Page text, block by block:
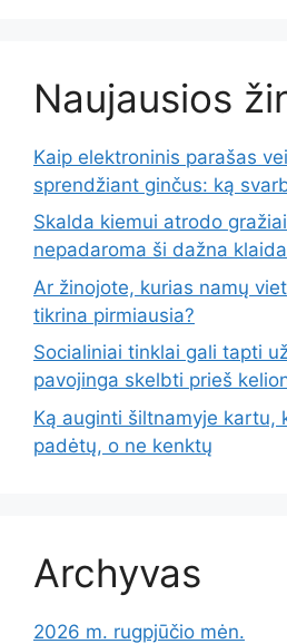
Naujausios
Kaip elektroninis parašas
sprendžiant ginčus: ką
Skalda kiemui atrodo
nepadaroma ši dažna klaida
Ar žinojote, kurias namų
tikrina pirmiausia?
Socialiniai tinklai gali tapti
pavojinga skelbti prieš
Ką auginti šiltnamyje kartu,
padėtų, o ne kenktų
Archyvas
2026 m. rugpjūčio mėn.